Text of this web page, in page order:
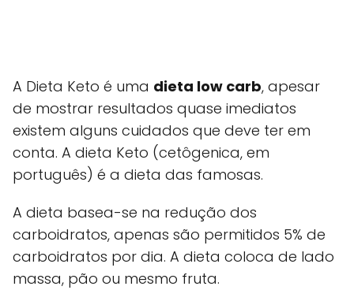
A Dieta Keto é uma dieta low carb, apesar
de mostrar resultados quase imediatos
existem alguns cuidados que deve ter em
conta. A dieta Keto (cetôgenica, em
português) é a dieta das famosas.
A dieta basea-se na redução dos
carboidratos, apenas são permitidos 5% de
carboidratos por dia. A dieta coloca de lado
massa, pão ou mesmo fruta.